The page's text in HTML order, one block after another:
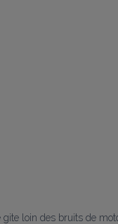
loin des bruits de